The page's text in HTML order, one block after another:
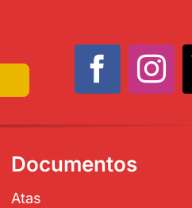
Documentos
Atas